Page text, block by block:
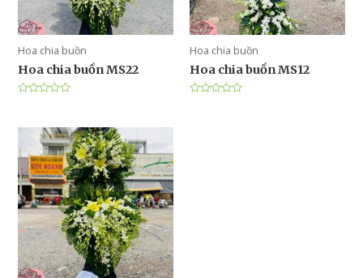
Hoa chia buồn
Hoa chia buồn MS22
sao
Hoa chia buồn
Hoa chia buồn MS12